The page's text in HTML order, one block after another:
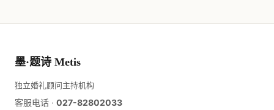
墨·题诗 Metis
独立婚礼顾问主持机构
客服电话 · 027-82802033